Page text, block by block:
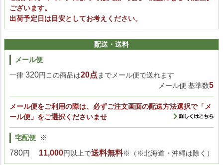
ございます。
出荷予定日は目安としてお考えください。
配送・送料
メール便
一律 320円この商品は20点までメール便で送れます
メール便 基準数5
メール便をご利用の際は、必ずご注文画面の配送方法選択で「メ
ール便」をご選択くださいませ
宅配便
780円
※
11,000円以上で送料無料※（※北海道・沖縄は除く）